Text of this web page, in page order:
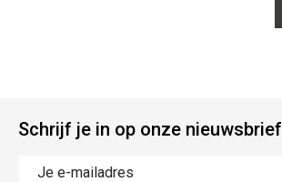
Schrijf je in op onze nieuwsbrief